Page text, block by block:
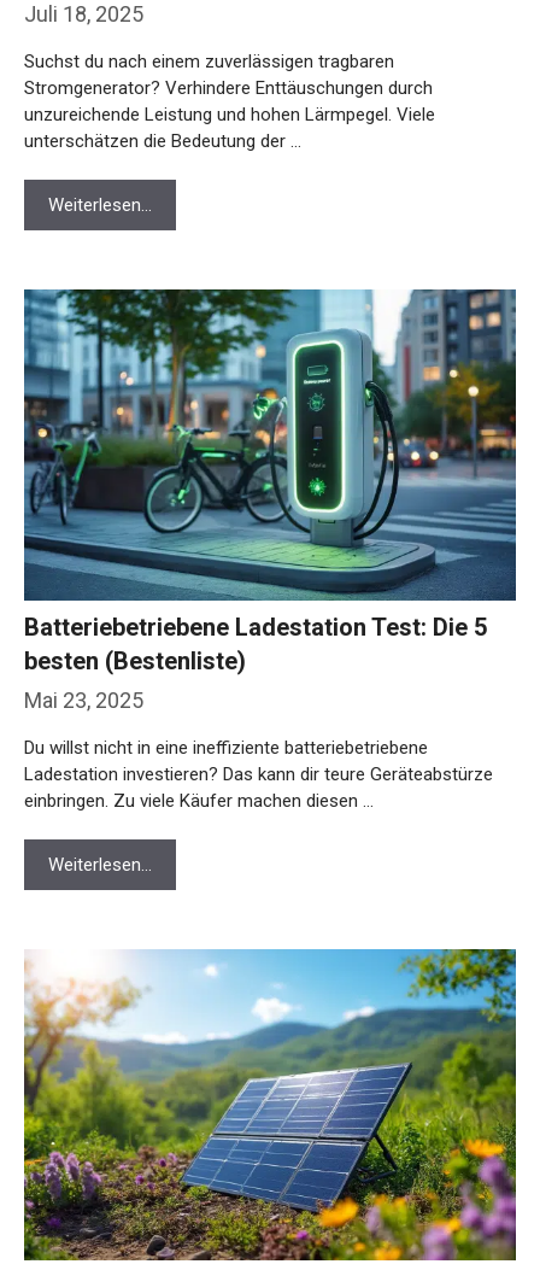
Juli 18, 2025
Suchst du nach einem zuverlässigen tragbaren
Stromgenerator? Verhindere Enttäuschungen durch
unzureichende Leistung und hohen Lärmpegel. Viele
unterschätzen die Bedeutung der …
Weiterlesen…
Mai 23, 2025
Batteriebetriebene Ladestation Test: Die 5
besten (Bestenliste)
Du willst nicht in eine ineffiziente batteriebetriebene
Ladestation investieren? Das kann dir teure Geräteabstürze
einbringen. Zu viele Käufer machen diesen …
Weiterlesen…